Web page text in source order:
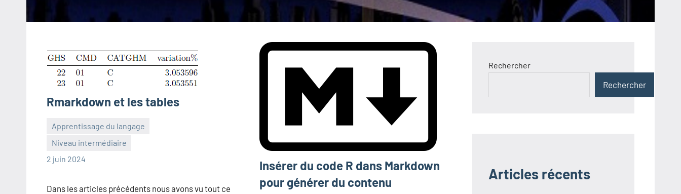
Rmarkdown et les tables
Apprentissage du langage
Niveau intermédiaire
2 juin 2024
Frédéric
Senis
Aucun
commentaire
Dans les articles précédents nous avons vu tout ce
Insérer du code R dans Markdown
pour générer du contenu
Rechercher
Rechercher
Articles récents